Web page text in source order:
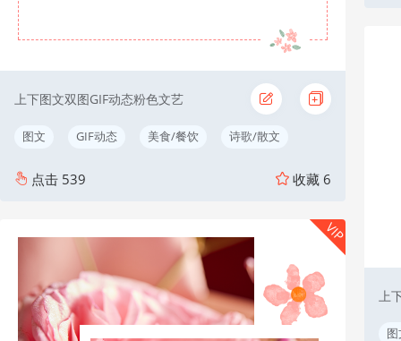
上下图文双图GIF动态粉色文艺
图文 GIF动态 美食/餐饮 诗歌/散文
点击 539 收藏 6
VIP
上